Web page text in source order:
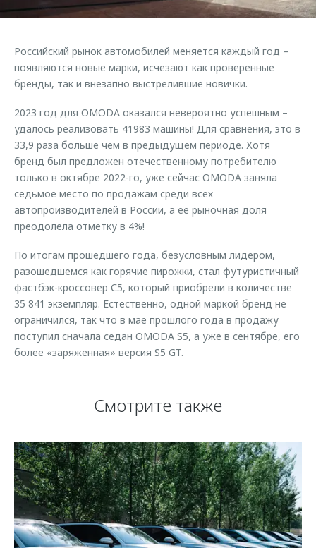
Страхование
Аксессуары
Одежда и сувениры
Оригинальные аксессуары
Запчасти
Трейд-ин
Калькулятор трейд-ин
Клиентская поддержка
Клуб владельцев OMODA
Приложение O&J
Аксессуары
Одежда и сувениры
Оригинальные аксессуары
Запчасти
Обратная связь
Российский рынок автомобилей меняется каждый год –
появляются новые марки, исчезают как проверенные
бренды, так и внезапно выстрелившие новички.
2023 год для OMODA оказался невероятно успешным –
удалось реализовать 41983 машины! Для сравнения, это в
33,9 раза больше чем в предыдущем периоде. Хотя
бренд был предложен отечественному потребителю
только в октябре 2022-го, уже сейчас OMODA заняла
седьмое место по продажам среди всех
автопроизводителей в России, а её рыночная доля
преодолела отметку в 4%!
По итогам прошедшего года, безусловным лидером,
разошедшемся как горячие пирожки, стал футуристичный
фастбэк-кроссовер С5, который приобрели в количестве
35 841 экземпляр. Естественно, одной маркой бренд не
ограничился, так что в мае прошлого года в продажу
поступил сначала седан OMODA S5, а уже в сентябре, его
более «заряженная» версия S5 GT.
Смотрите также